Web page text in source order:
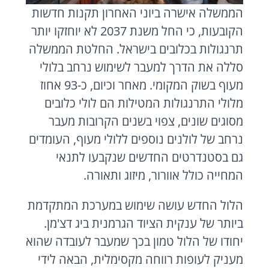
הממשלה אישרה ביוני האחרון תקנות חדשות
הקובעות, כי החל משנת 2037 לא יוחזקו יותר
תרנגולות בכלובים בישראל. החלטת הממשלה
סללה את הדרך למעבר לשימוש נרחב בלולי
מעוף בשוק המקומי. מאחר וכיום, כ-93 אחוז
מלולי התרנגולות המטילות הם לולי כלובים
מסוגים שונים, צפוי בשנים הקרובות מעבר
נרחב של לולנים נוספים ללולי מעוף, העומדים
גם בסטנדרטים החדשים שנקבעו לתנאי
המחייה כולל אוורור, מיזוג ותאורה.
הלול החדש עושה שימוש במערכת המתקדמת
ביותר של ענקית הציוד הגרמנית ביג דצ'מן.
יחודו של הלול טמון בכך שמעבר לעובדה שהוא
מעניק לעופות רווחה מקסימלית, הבאה לידי